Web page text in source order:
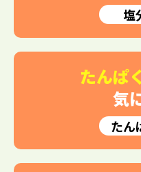
塩
たんぱ
気
たん